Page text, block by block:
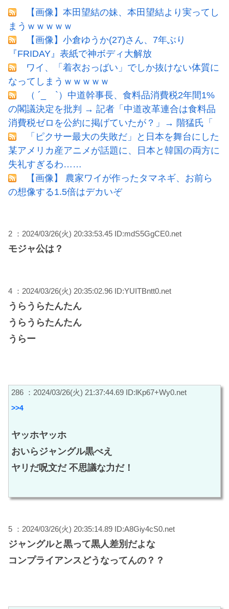
【画像】本田望結の妹、本田望結より実ってし
まうｗｗｗｗｗ
【画像】小倉ゆうか(27)さん、7年ぶり
『FRIDAY』表紙で神ボディ大解放
ワイ、「着衣おっばい」でしか抜けない体質に
なってしまうｗｗｗｗｗ
（ ´_ゝ`）中道幹事長、食料品消費税2年間1%
の閣議決定を批判 → 記者「中道改革連合は食料品
消費税ゼロを公約に掲げていたが？」→ 階猛氏「
「ピクサー最大の失敗だ」と日本を舞台にした
某アメリカ産アニメが話題に、日本と韓国の両方に
失礼すぎるわ……
【画像】 農家ワイが作ったタマネギ、お前ら
の想像する1.5倍はデカいぞ
2 ：2024/03/26(火) 20:33:53.45 ID:mdS5GgCE0.net
モジャ公は？
4 ：2024/03/26(火) 20:35:02.96 ID:YUITBntt0.net
うらうらたんたん
うらうらたんたん
うらー
286 ：2024/03/26(火) 21:37:44.69 ID:lKp67+Wy0.net
>>4
ヤッホヤッホ
おいらジャングル黒べえ
ヤリだ呪文だ 不思議な力だ！
5 ：2024/03/26(火) 20:35:14.89 ID:A8Giy4cS0.net
ジャングルと黒って黒人差別だよな
コンプライアンスどうなってんの？？